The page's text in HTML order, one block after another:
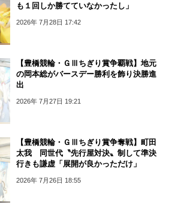
も１回しか勝てていなかったし」
2026年 7月28日 17:42
【豊橋競輪・ＧⅢちぎり賞争覇戦】地元
の岡本総がバースデー勝利を飾り決勝進
出
2026年 7月27日 19:21
【豊橋競輪・ＧⅢちぎり賞争奪戦】町田
太我 同世代〝先行屋対決〟制して準決
行きも謙虚「展開が良かっただけ」
2026年 7月26日 18:55